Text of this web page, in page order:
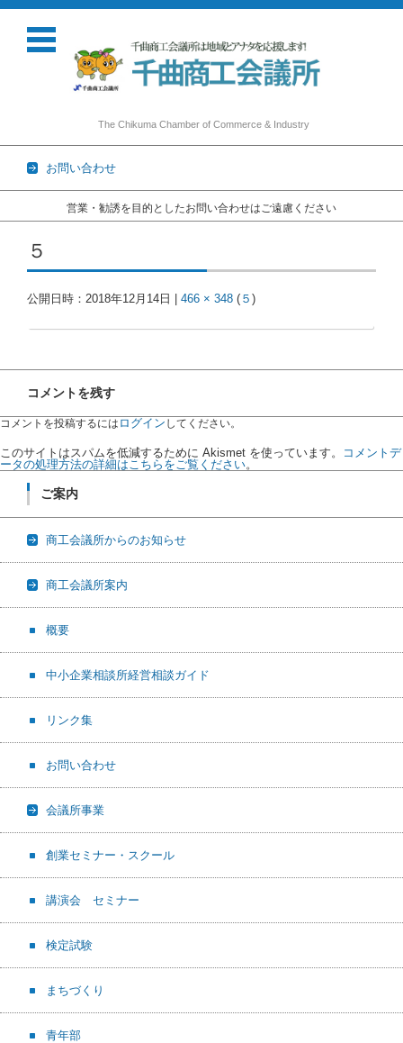
The Chikuma Chamber of Commerce & Industry
お問い合わせ
営業・勧誘を目的としたお問い合わせはご遠慮ください
コンテンツに移動
５
公開日時： 2018年12月14日 466 × 348 ( ５ )
コメントを残す
コメントを投稿するには ログイン してください。
このサイトはスパムを低減するために Akismet を使っています。
コメントデ
ータの処理方法の詳細はこちらをご覧ください。
ご案内
商工会議所からのお知らせ
商工会議所案内
概要
中小企業相談所経営相談ガイド
リンク集
お問い合わせ
会議所事業
創業セミナー・スクール
講演会 セミナー
検定試験
まちづくり
青年部